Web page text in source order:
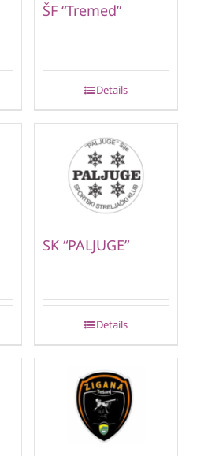
ŠF “Tremed”
Details
SK “PALJUGE”
Details